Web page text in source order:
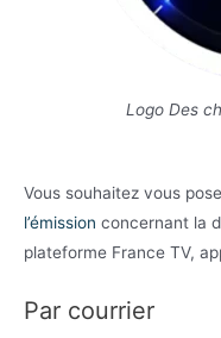
Logo Des
Vous souhaitez vous
l’émission concernant la
plateforme France TV,
Par courrier